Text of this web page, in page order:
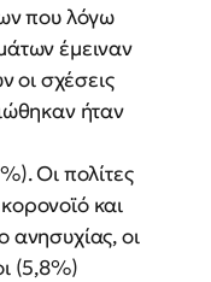
που λόγω
έμειναν
οι σχέσεις
ήταν
Οι πολίτες
και
ανησυχίας, οι
(5,8%)